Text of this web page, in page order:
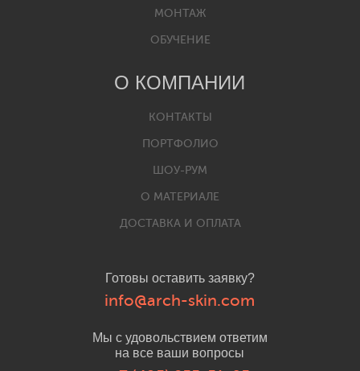
Готовы оставить заявку?
info@arch-skin.com
Мы с удовольствием ответим
на все ваши вопросы
МОНТАЖ
ОБУЧЕНИЕ
О КОМПАНИИ
КОНТАКТЫ
ПОРТФОЛИО
ШОУ-РУМ
О МАТЕРИАЛЕ
ДОСТАВКА И ОПЛАТА